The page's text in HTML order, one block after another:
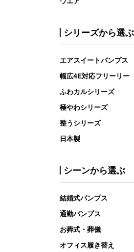
シリーズから選ぶ
エアスイートパンプス
幅広4E対応フリーリー
ふわカルシリーズ
極やわシリーズ
整うシリーズ
日本製
シーンから選ぶ
結婚式パンプス
通勤パンプス
お葬式・葬儀
オフィス履き替え